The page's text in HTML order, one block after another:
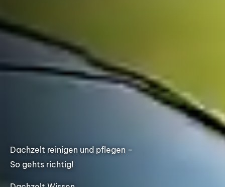
Dachzelt reinigen und pflegen –
So gehts richtig!